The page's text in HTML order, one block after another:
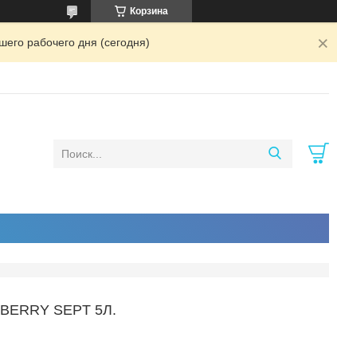
Корзина
рабочего дня (сегодня)
SEPT 5Л.